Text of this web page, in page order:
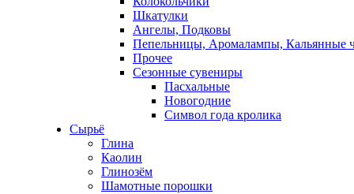
Шкатулки
Ангелы, Подковы
Пепельницы, Аромалампы, Кальянные
Прочее
Сезонные сувениры
Пасхальные
Новогодние
Символ года кролика
Сырьё
Глина
Каолин
Глинозём
Шамотные порошки